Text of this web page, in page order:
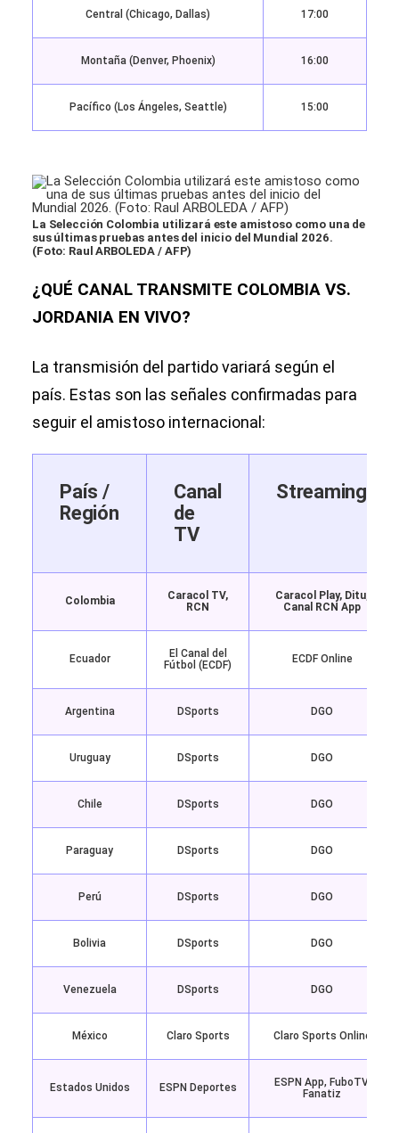
Central (Chicago, Dallas) 17:00
Montaña (Denver, Phoenix) 16:00
Pacífico (Los Ángeles, Seattle) 15:00
La Selección Colombia utilizará este amistoso como una de
sus últimas pruebas antes del inicio del Mundial 2026.
(Foto: Raul ARBOLEDA / AFP)
¿QUÉ CANAL TRANSMITE COLOMBIA VS.
JORDANIA EN VIVO?
La transmisión del partido variará según el
país. Estas son las señales confirmadas para
seguir el amistoso internacional:
País /
Región
Canal
de
TV
Streaming
Colombia
Caracol TV,
RCN
Caracol Play, Ditu,
Canal RCN App
Ecuador
El Canal del
Fútbol (ECDF)
ECDF Online
Argentina DSports DGO
Uruguay DSports DGO
Chile DSports DGO
Paraguay DSports DGO
Perú DSports DGO
Bolivia DSports DGO
Venezuela DSports DGO
México Claro Sports Claro Sports Online
Estados Unidos ESPN Deportes
ESPN App, FuboTV,
Fanatiz